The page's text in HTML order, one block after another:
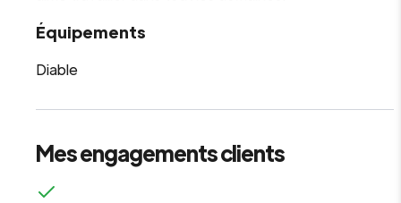
Équipements
Diable
Mes engagements clients